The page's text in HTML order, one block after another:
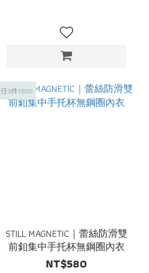
任3件1500
STILL MAGNETIC｜蕾絲防滑雙
前釦集中手托杯無鋼圈內衣
NT$580